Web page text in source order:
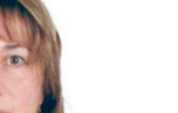
ЗНАНИЙ
СЛОВА